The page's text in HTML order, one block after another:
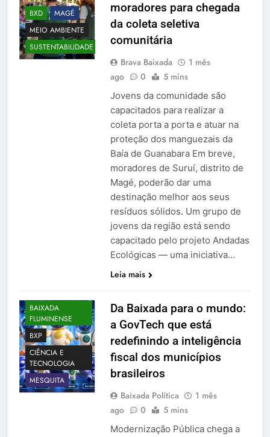
BXD
MAGÉ
MEIO AMBIENTE
SUSTENTABILIDADE
moradores para chegada
da coleta seletiva
comunitária
Brava Baixada
1 mês
ago
0 5 mins
Jovens da comunidade são
capacitados para realizar a
coleta porta a porta e atuar na
proteção dos manguezais da
Baía de Guanabara Em breve,
moradores de Suruí, distrito de
Magé, poderão dar uma
destinação melhor aos seus
resíduos sólidos. Um grupo de
jovens da região está sendo
capacitado pelo projeto Andadas
Ecológicas — uma iniciativa…
Leia mais
BAIXADA
FLUMINENSE
BXP
CIÊNCIA E
TECNOLOGIA
MESQUITA
Da Baixada para o mundo:
a GovTech que está
redefinindo a inteligência
fiscal dos municípios
brasileiros
Baixada Política
1 mês
ago
0 5 mins
Modernização Pública chega a